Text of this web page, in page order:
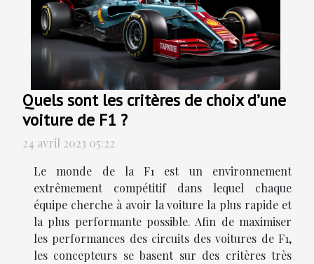
Quels sont les critères de choix d’une
voiture de F1 ?
24 avril 2023 05:22
Le monde de la F1 est un environnement
extrêmement compétitif dans lequel chaque
équipe cherche à avoir la voiture la plus rapide et
la plus performante possible. Afin de maximiser
les performances des circuits des voitures de F1,
les concepteurs se basent sur des critères très